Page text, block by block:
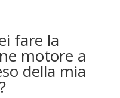
fare la
motore a
della mia